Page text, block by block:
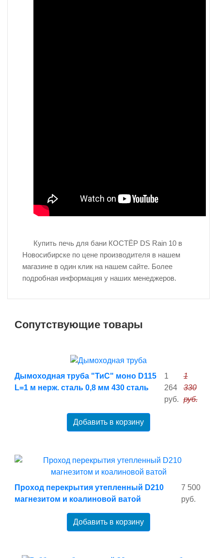
Купить печь для бани КОСТЁР DS Rain 10 в
Новосибирске по цене производителя в нашем
магазине в один клик на нашем сайте. Более
подробная информация у наших менеджеров.
Сопутствующие товары
Дымоходная труба "ТиС" моно D115
L=1 м нерж. сталь 0,8 мм 430 сталь
1
264
руб.
1
330
руб.
Добавить в корзину
Проход перекрытия утепленный D210
магнезитом и коалиновой ватой
7 500
руб.
Добавить в корзину